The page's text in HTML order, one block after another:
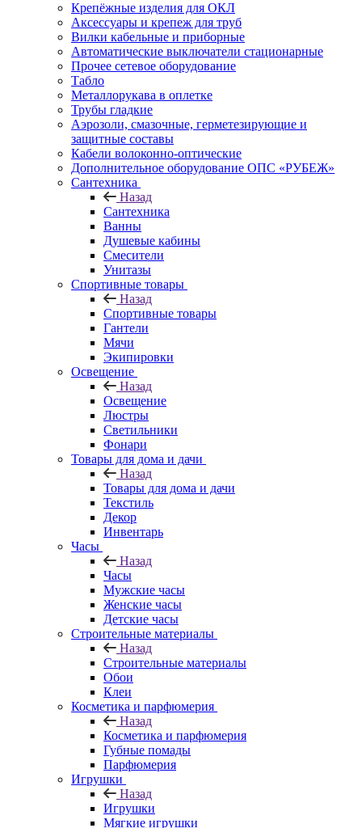
Крепёжные изделия для ОКЛ
Аксессуары и крепеж для труб
Вилки кабельные и приборные
Автоматические выключатели стационарные
Прочее сетевое оборудование
Табло
Металлорукава в оплетке
Трубы гладкие
Аэрозоли, смазочные, герметезирующие и
защитные составы
Кабели волоконно-оптические
Дополнительное оборудование ОПС «РУБЕЖ»
Сантехника
Назад
Сантехника
Ванны
Душевые кабины
Смесители
Унитазы
Спортивные товары
Назад
Спортивные товары
Гантели
Мячи
Экипировки
Освещение
Назад
Освещение
Люстры
Светильники
Фонари
Товары для дома и дачи
Назад
Товары для дома и дачи
Текстиль
Декор
Инвентарь
Часы
Назад
Часы
Мужские часы
Женские часы
Детские часы
Строительные материалы
Назад
Строительные материалы
Обои
Клеи
Косметика и парфюмерия
Назад
Косметика и парфюмерия
Губные помады
Парфюмерия
Игрушки
Назад
Игрушки
Мягкие игрушки